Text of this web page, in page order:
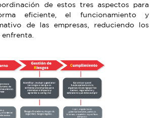
de estos tres aspectos para
eficiente, el funcionamiento y
de las empresas, reduciendo los